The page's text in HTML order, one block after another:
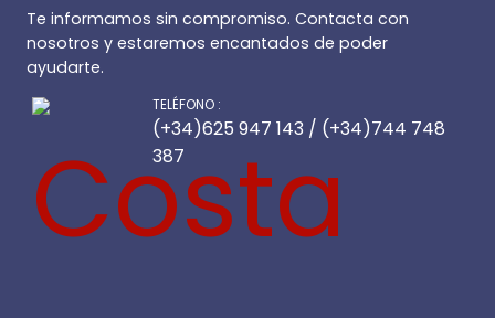
Te informamos sin compromiso. Contacta con
nosotros y estaremos encantados de poder
ayudarte.
TELÉFONO :
(+34)625 947 143 / (+34)744 748
387